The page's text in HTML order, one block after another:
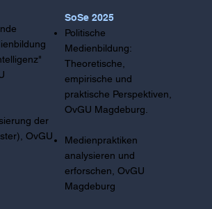
der
OvGU
SoSe 2025
Politische
Medienbildung:
Theoretische,
empirische und
praktische Perspektiven,
OvGU Magdeburg.​
Medienpraktiken
analysieren und
erforschen, OvGU
Magdeburg